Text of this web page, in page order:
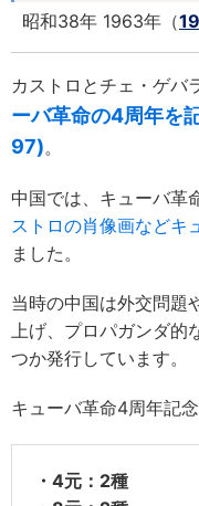
昭和38年 1963年（
カストロとチェ・ゲバ
ーバ革命の4周年を
97)。
中国では、キューバ革
ストロの肖像画などキ
ました。
当時の中国は外交問題
上げ、プロパガンダ的
つか発行しています。
キューバ革命4周年記
・4元：2種